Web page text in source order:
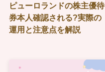
ピューロランドの株主優待
券本人確認される?実際の
運用と注意点を解説